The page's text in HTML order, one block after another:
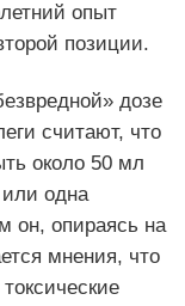
опыт
позиции.
дозе
считают, что
около 50 мл
или одна
он, опираясь на
мнения, что